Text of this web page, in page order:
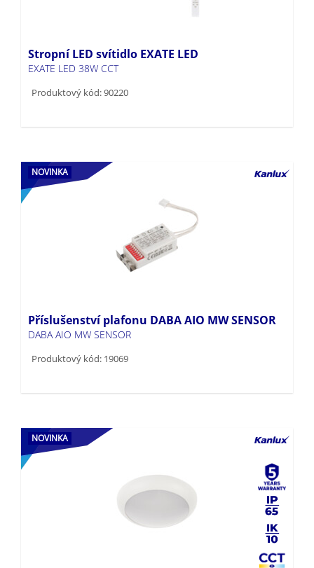
Stropní LED svítidlo EXATE LED
EXATE LED 38W CCT
Produktový kód: 90220
NOVINKA
Příslušenství plafonu DABA AIO MW SENSOR
DABA AIO MW SENSOR
Produktový kód: 19069
NOVINKA